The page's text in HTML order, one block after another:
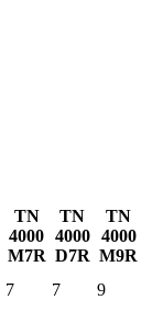
TN
4000
M7R
TN
4000
D7R
TN
4000
M9R
7 7
9